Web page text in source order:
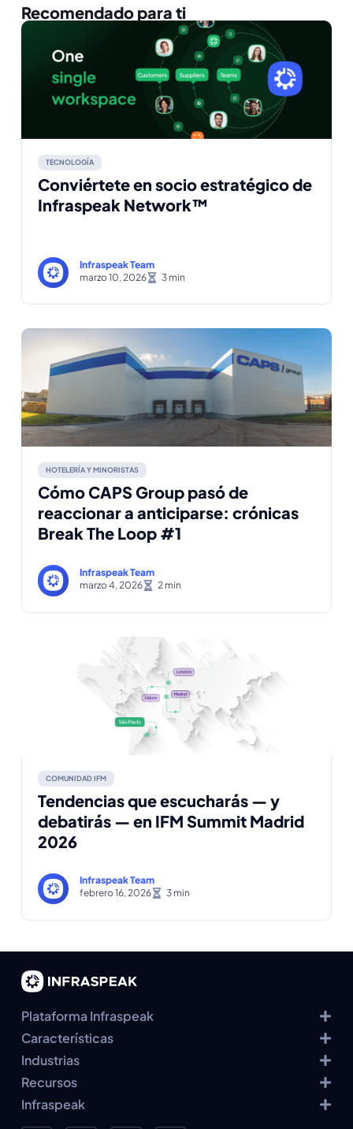
Recomendado para ti
TECNOLOGÍA
Conviértete en socio estratégico de
Infraspeak Network™
Infraspeak Team
marzo 10, 2026
HOTELERÍA Y MINORISTAS
Cómo CAPS Group pasó de
reaccionar a anticiparse: crónicas
Break The Loop #1
Infraspeak Team
marzo 4, 2026
COMUNIDAD IFM
Tendencias que escucharás — y
debatirás — en IFM Summit Madrid
2026
Infraspeak Team
febrero 16, 2026
Plataforma Infraspeak
Características
Industrias
Recursos
Infraspeak